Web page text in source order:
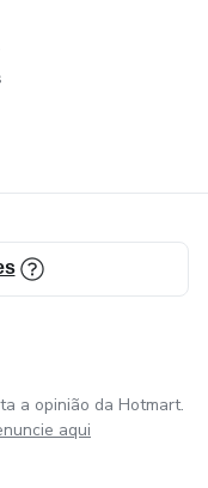
de
se conecta
que,
com o
de
e
a opinião da Hotmart.
aqui